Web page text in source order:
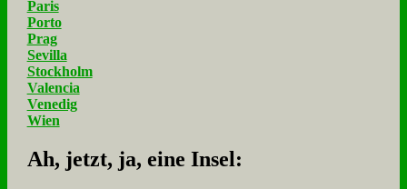
Paris
Porto
Prag
Sevilla
Stockholm
Valencia
Venedig
Wien
Ah, jetzt, ja, ei­ne In­sel: